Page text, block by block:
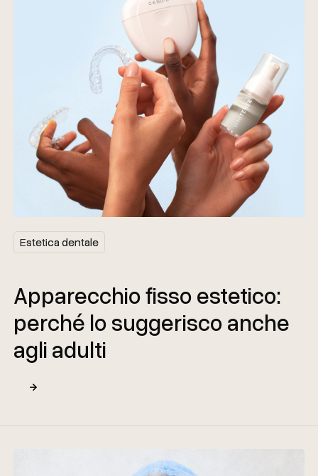
Estetica dentale
Estetica dentale
Apparecchio fisso estetico:
perché lo suggerisco anche
agli adulti